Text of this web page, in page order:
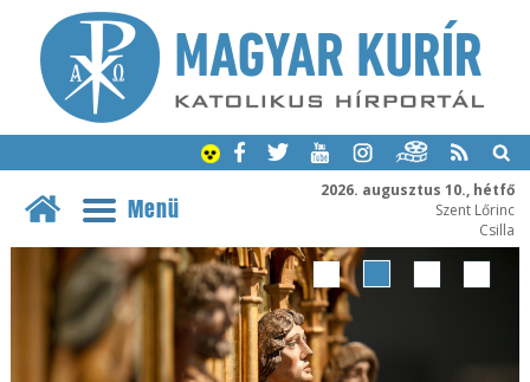
2026. augusztus 10., hétfő
Szent Lőrinc
Csilla
Menü